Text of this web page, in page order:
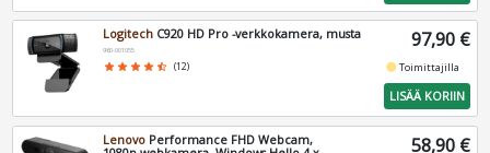
Logitech C920 HD Pro -verkkokamera, musta
960-001055
star star star star star_half (12)
97,90 €
fiber_manual_recordToimittajilla
LISÄÄ KORIIN
Lenovo Performance FHD Webcam,
58,90 €